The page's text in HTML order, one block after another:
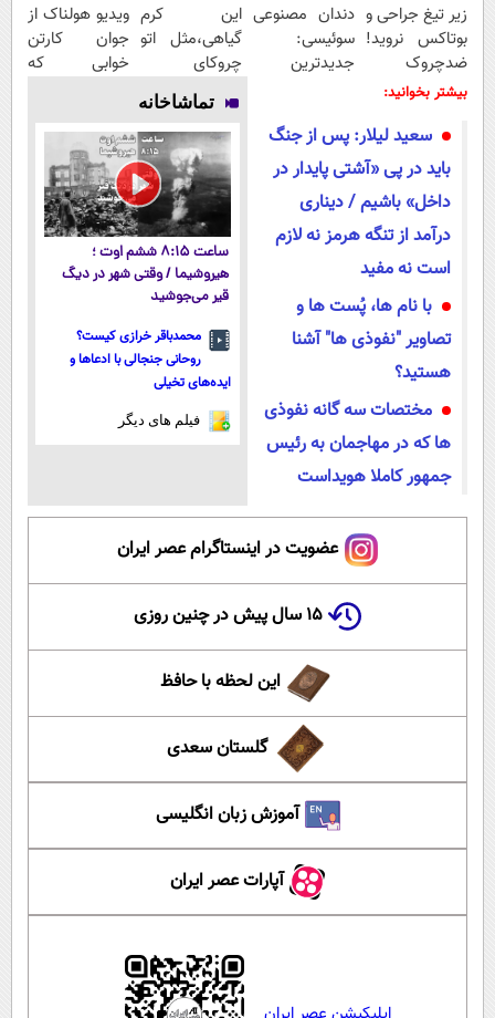
زیر تیغ جراحی و
بوتاکس نروید!
ضدچروک
جلبک
دندان مصنوعی
سوئیسی:
جدیدترین
پرداخت قسطی
این کرم
گیاهی،مثل اتو
چروکای
پوستتوصاف
میکنه!50%تخفیف
ویدیو هولناک از
جوان کارتن
خوابی که
بیشتر بخوانید:
سعید لیلار: پس از جنگ
باید در پی «آشتی پایدار در
داخل» باشیم / دیناری
درآمد از تنگه هرمز نه لازم
است نه مفید
با نام ها، پُست ها و
تصاویر "نفوذی ها" آشنا
هستید؟
مختصات سه گانه نفوذی
ها که در مهاجمان به رئیس
جمهور کاملا هویداست
تماشاخانه
ساعت ۸:۱۵ ششم اوت ؛
هیروشیما / وقتی شهر در دیگ
قیر می‌جوشید
محمدباقر خرازی کیست؟
روحانی جنجالی با ادعاها و
ایده‌های تخیلی
فیلم های دیگر
عضویت در اینستاگرام عصر ایران
۱۵ سال پیش در چنین روزی
این لحظه با حافظ
گلستان سعدی
آموزش زبان انگلیسی
آپارات عصر ایران